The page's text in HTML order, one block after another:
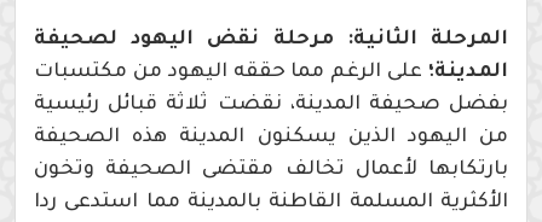
المرحلة الثانية: مرحلة نقض اليهود لصحيفة
المدينة؛ على الرغم مما حققه اليهود من مكتسبات
بفضل صحيفة المدينة، نقضت ثلاثة قبائل رئيسية
من اليهود الذين يسكنون المدينة هذه الصحيفة
بارتكابها لأعمال تخالف مقتضى الصحيفة وتخون
الأكثرية المسلمة القاطنة بالمدينة مما استدعى ردا